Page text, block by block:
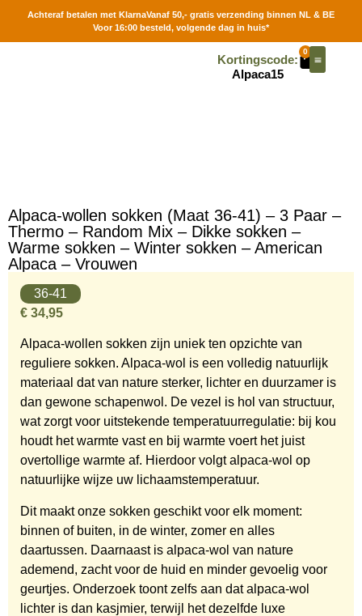
Achteraf betalen met KlarnaVanaf 50,- gratis verzending binnen NL & BE
Voor 16:00 besteld, volgende dag in huis*
Kortingscode:
Alpaca15
0
Alpaca-wollen sokken (Maat 36-41) – 3 Paar –
Thermo – Random Mix – Dikke sokken –
Warme sokken – Winter sokken – American
Alpaca – Vrouwen
36-41
€ 34,95
Alpaca-wollen sokken zijn uniek ten opzichte van
reguliere sokken. Alpaca-wol is een volledig natuurlijk
materiaal dat van nature sterker, lichter en duurzamer is
dan gewone schapenwol. De vezel is hol van structuur,
wat zorgt voor uitstekende temperatuurregulatie: bij kou
houdt het warmte vast en bij warmte voert het juist
overtollige warmte af. Hierdoor volgt alpaca-wol op
natuurlijke wijze uw lichaamstemperatuur.
Dit maakt onze sokken geschikt voor elk moment:
binnen of buiten, in de winter, zomer en alles
daartussen. Daarnaast is alpaca-wol van nature
ademend, zacht voor de huid en minder gevoelig voor
geurtjes. Onderzoek toont zelfs aan dat alpaca-wol
lichter is dan kasjmier, terwijl het dezelfde luxe